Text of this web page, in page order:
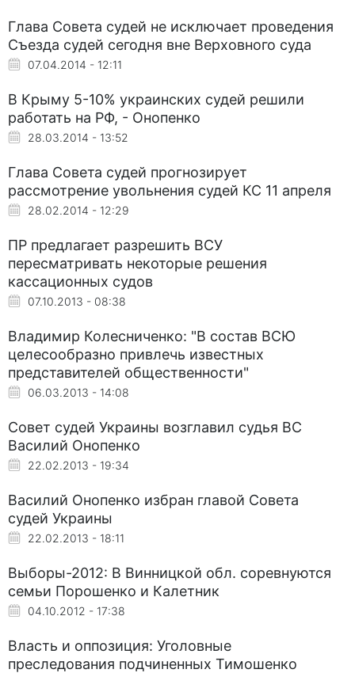
Глава Совета судей не исключает проведения
Съезда судей сегодня вне Верховного суда
07.04.2014 - 12:11
В Крыму 5-10% украинских судей решили
работать на РФ, - Онопенко
28.03.2014 - 13:52
Глава Совета судей прогнозирует
рассмотрение увольнения судей КС 11 апреля
28.02.2014 - 12:29
ПР предлагает разрешить ВСУ
пересматривать некоторые решения
кассационных судов
07.10.2013 - 08:38
Владимир Колесниченко: "В состав ВСЮ
целесообразно привлечь известных
представителей общественности"
06.03.2013 - 14:08
Совет судей Украины возглавил судья ВС
Василий Онопенко
22.02.2013 - 19:34
Василий Онопенко избран главой Совета
судей Украины
22.02.2013 - 18:11
Выборы-2012: В Винницкой обл. соревнуются
семьи Порошенко и Калетник
04.10.2012 - 17:38
Власть и оппозиция: Уголовные
преследования подчиненных Тимошенко